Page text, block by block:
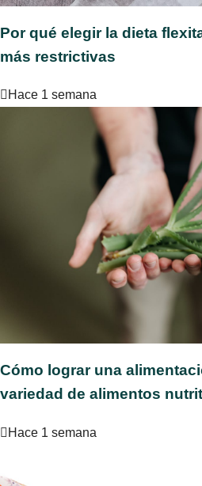
Por qué elegir la dieta
más restrictivas
Hace 1 semana
Cómo lograr una
variedad de alimentos
Hace 1 semana